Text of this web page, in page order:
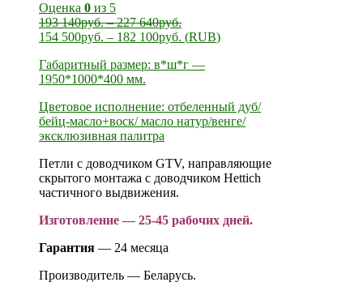
Оценка 0 из 5
193 140руб.–227 640руб.
154 500руб. – 182 100руб. (RUB)
Габаритный размер: в*ш*г —
1950*1000*400 мм.
Цветовое исполнение: отбеленный дуб/
бейц-масло+воск/ масло натур/венге/
эксклюзивная палитра
Петли с доводчиком GTV, направляющие
скрытого монтажа с доводчиком Hettich
частичного выдвижения.
Изготовление — 25-45 рабочих дней.
Гарантия — 24 месяца
Производитель — Беларусь.